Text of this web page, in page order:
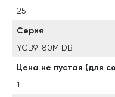
25
Серия
YCB9-80M DB
Цена не пустая (для
1